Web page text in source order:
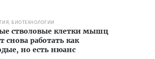
БИОТЕХНОЛОГИИ
стволовые клетки мышц
снова работать как
но есть нюанс